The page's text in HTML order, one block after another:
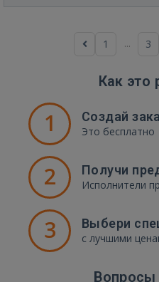
1 ... 3
Как это
1 Создай
Это бесплатно
2 Получи
Исполнители
3 Выбери
с лучшими
Вопросы